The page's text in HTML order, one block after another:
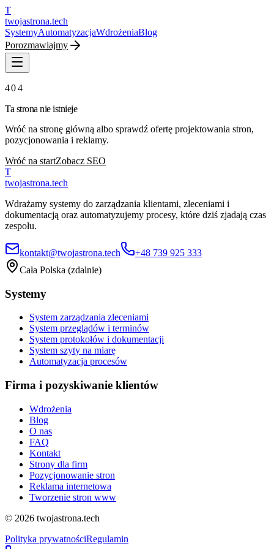
T
twojastrona.tech
SystemyAutomatyzacjaWdrożeniaBlog
Porozmawiajmy
404
Ta strona nie istnieje
Wróć na stronę główną albo sprawdź ofertę projektowania stron,
pozycjonowania i reklamy.
Wróć na startZobacz SEO
T
twojastrona.tech
Wdrażamy systemy do zarządzania klientami, zleceniami i
dokumentacją oraz automatyzujemy procesy, które dziś zjadają czas
zespołu.
kontakt@twojastrona.tech
+48 739 925 333
Cała Polska (zdalnie)
Systemy
System zarządzania zleceniami
System przeglądów i terminów
System protokołów i dokumentacji
System szyty na miarę
Automatyzacja procesów
Firma i pozyskiwanie klientów
Wdrożenia
Blog
O nas
FAQ
Kontakt
Strony dla firm
Pozycjonowanie stron
Reklama internetowa
Tworzenie stron www
© 2026 twojastrona.tech
Polityka prywatnościRegulamin